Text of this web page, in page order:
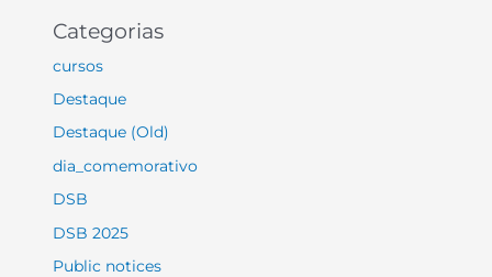
Categorias
cursos
Destaque
Destaque (Old)
dia_comemorativo
DSB
DSB 2025
Public notices